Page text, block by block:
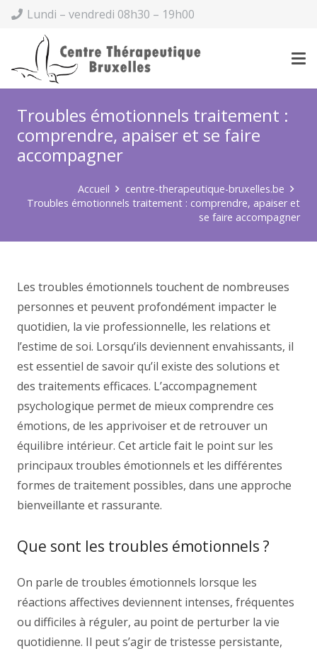
Lundi – vendredi 08h30 – 19h00
Troubles émotionnels traitement :
comprendre, apaiser et se faire
accompagner
Accueil
centre-therapeutique-bruxelles.be
Troubles émotionnels traitement : comprendre, apaiser et
se faire accompagner
Les troubles émotionnels touchent de nombreuses
personnes et peuvent profondément impacter le
quotidien, la vie professionnelle, les relations et
l’estime de soi. Lorsqu’ils deviennent envahissants, il
est essentiel de savoir qu’il existe des solutions et
des traitements efficaces. L’accompagnement
psychologique permet de mieux comprendre ces
émotions, de les apprivoiser et de retrouver un
équilibre intérieur. Cet article fait le point sur les
principaux troubles émotionnels et les différentes
formes de traitement possibles, dans une approche
bienveillante et rassurante.
Que sont les troubles émotionnels ?
On parle de troubles émotionnels lorsque les
réactions affectives deviennent intenses, fréquentes
ou difficiles à réguler, au point de perturber la vie
quotidienne. Il peut s’agir de tristesse persistante,